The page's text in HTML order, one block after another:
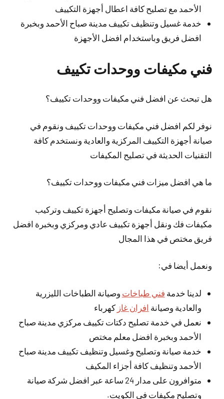
الأحمد مع تصليح كافة اعطال أجهزة التكييف
خدمة غسيل وتنظيف تكييف مدينة صباح الأحمد وبخبرة
افضل فريق وباستخدام افضل الأجهزة
فني مكيفات ووحدات تكييف
هل تبحث عن افضل فني مكيفات ووحدات تكييف؟
نوفر لكم افضل فني مكيفات ووحدات تكييف ونقوم في
صيانة أجهزة التكييف المركزية والعادية ونستخدم كافة
التقنيات الحديثة في تصليح المكيفات
ما هي افضل ميزات فني مكيفات ووحدات تكييف؟
نقوم في صيانة مكيفات وتصليح أجهزة تكييف وتركيب
مكيفات فك ونقل أجهزة تكييف عادي ومركزي وبخبرة افضل
فريق مختص في هذا المجال
ونعمل أيضا في:
لدينا خدمة فني طباخات وصيانة الطباخات الليزرية
والعادية وصيانة افران غاز كهرباء
نعمل في خدمة تصليح دكتات تكييف مركزي مدينة صباح
الأحمد وبخبرة افضل معلم مختص
خدمة صيانة وتصليح وغسيل وتنظيف تكييف مدينة صباح
الأحمد وتنظيف كافة أجزاء المكيف
متوافرون على مدار 24 ساعة عبر افضل شركة صيانة
وتصليح مكيفات في الكويت.